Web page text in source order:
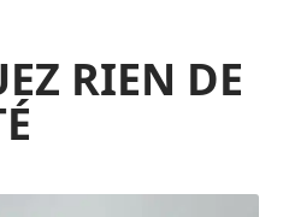
RIEN DE